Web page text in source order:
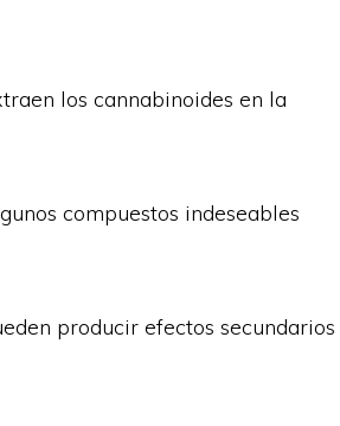
los cannabinoides en la
compuestos indeseables
producir efectos secundarios